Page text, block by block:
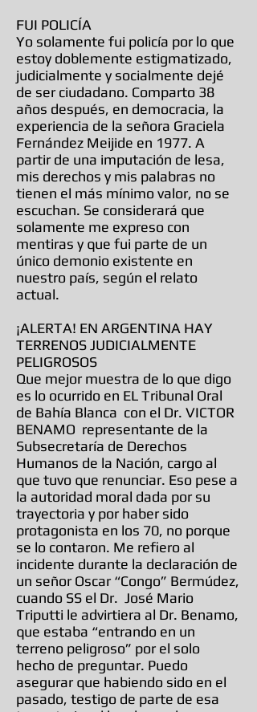
FUI POLICÍA
Yo solamente fui policía por lo que
estoy doblemente estigmatizado,
judicialmente y socialmente dejé
de ser ciudadano. Comparto 38
años después, en democracia, la
experiencia de la señora Graciela
Fernández Meijide en 1977. A
partir de una imputación de lesa,
mis derechos y mis palabras no
tienen el más mínimo valor, no se
escuchan. Se considerará que
solamente me expreso con
mentiras y que fui parte de un
único demonio existente en
nuestro país, según el relato
actual.
¡ALERTA! EN ARGENTINA HAY
TERRENOS JUDICIALMENTE
PELIGROSOS
Que mejor muestra de lo que digo
es lo ocurrido en EL Tribunal Oral
de Bahía Blanca con el Dr. VICTOR
BENAMO representante de la
Subsecretaría de Derechos
Humanos de la Nación, cargo al
que tuvo que renunciar. Eso pese a
la autoridad moral dada por su
trayectoria y por haber sido
protagonista en los 70, no porque
se lo contaron. Me refiero al
incidente durante la declaración de
un señor Oscar “Congo” Bermúdez,
cuando SS el Dr. José Mario
Triputti le advirtiera al Dr. Benamo,
que estaba “entrando en un
terreno peligroso” por el solo
hecho de preguntar. Puedo
asegurar que habiendo sido en el
pasado, testigo de parte de esa